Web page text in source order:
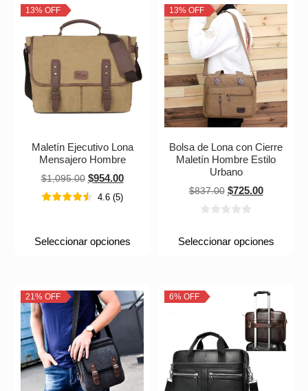
13% OFF
Maletín Ejecutivo Lona
Mensajero Hombre
$1,095.00 $954.00
4.6 (5)
Seleccionar opciones
13% OFF
Bolsa de Lona con Cierre
Maletín Hombre Estilo
Urbano
$837.00 $725.00
Seleccionar opciones
21% OFF 6% OFF